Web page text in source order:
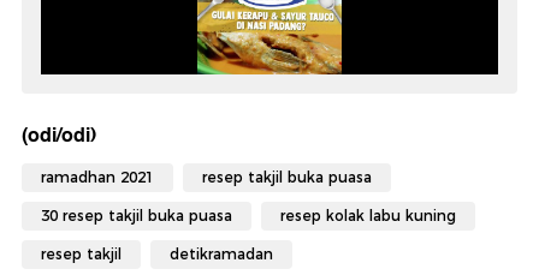
(odi/odi)
ramadhan 2021 resep takjil buka puasa
30 resep takjil buka puasa resep kolak labu kuning
resep takjil detikramadan